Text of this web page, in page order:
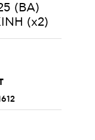
(BA)
(x2)